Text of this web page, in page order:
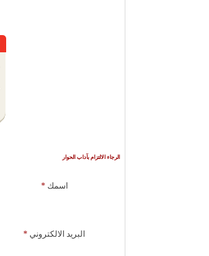
الرجاء الالتزام بآداب الحوار
اسمك*
البريد الالكتروني *